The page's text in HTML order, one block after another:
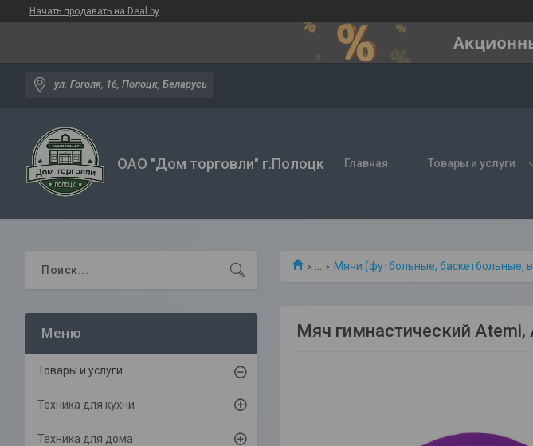
Начать продавать на Deal.by
ул. Гоголя, 16, Полоцк, Беларусь
ОАО "Дом торговли" г.Полоцк Главная Товары и услуги
Мячи (футбольные, баскетбольные,
Мяч гимнастический Atemi,
Товары и услуги
Техника для кухни
Техника для дома